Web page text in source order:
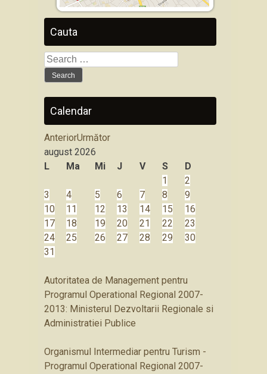
Cauta
Search
for:
Calendar
AnteriorUrmător
august 2026
L
Ma Mi J V S
D
1
2
3
4 5 6 7 8
9
10
11 12 13 14 15
16
17
18 19 20 21 22
23
24
25 26 27 28 29
30
31
Autoritatea de Management pentru
Programul Operational Regional 2007-
2013: Ministerul Dezvoltarii Regionale si
Administratiei Publice
Organismul Intermediar pentru Turism -
Programul Operational Regional 2007-